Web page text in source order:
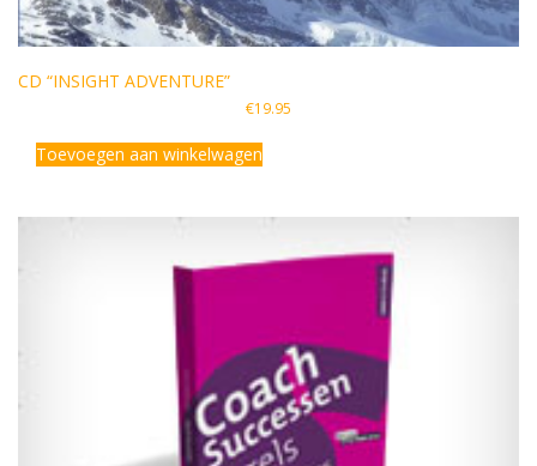
CD “INSIGHT ADVENTURE”
€19.95
Toevoegen aan winkelwagen